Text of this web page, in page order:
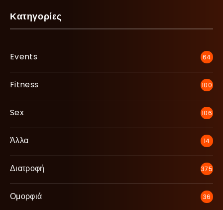
Κατηγορίες
Events 64
Fitness 100
Sex 106
Άλλα 14
Διατροφή 375
Ομορφιά 36